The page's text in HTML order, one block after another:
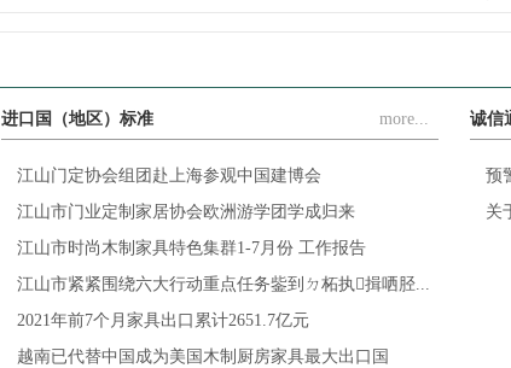
江
浙
进口国（地区）标准 more...
江山门定协会组团赴上海参观中国建博会
江山市门业定制家居协会欧洲游学团学成归来
江山市时尚木制家具特色集群1-7月份 工作报告
江山市紧紧围绕六大行动重点任务鈭到ㄉ柘执揖哂胫...
2021年前7个月家具出口累计2651.7亿元
越南已代替中国成为美国木制厨房家具最大出口国
诚信
预
关